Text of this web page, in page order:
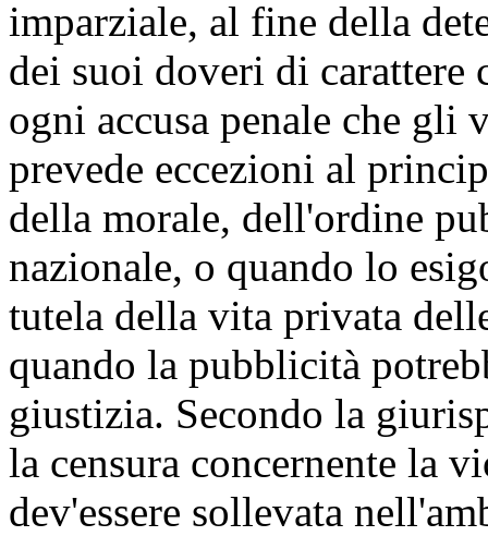
imparziale, al fine della
dei suoi doveri di carattere
ogni accusa penale che gli
prevede eccezioni al
della morale, dell'ordine
nazionale, o quando lo
tutela della vita privata
quando la pubblicità
giustizia. Secondo la
la censura concernente la
dev'essere sollevata